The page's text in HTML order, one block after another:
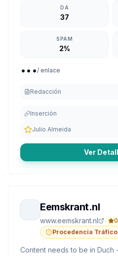
DA
37
SPAM
2%
.../ enlace
Redacción
Inserción
Julio Almeida
Ver
Eemskrant.nl
www.eemskrant.nl
Procedencia Tráfico
Content needs to be in Duch